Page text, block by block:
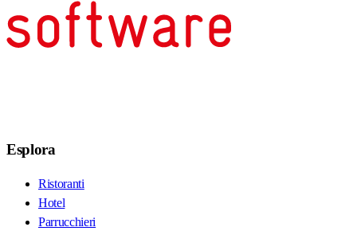
Esplora
Ristoranti
Hotel
Parrucchieri